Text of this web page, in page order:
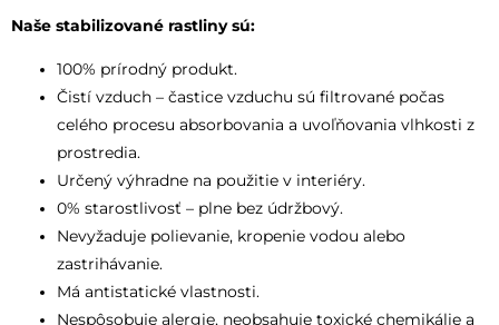
Naše stabilizované rastliny sú:
100% prírodný produkt.
Čistí vzduch – častice vzduchu sú filtrované počas
celého procesu absorbovania a uvoľňovania vlhkosti z
prostredia.
Určený výhradne na použitie v interiéry.
0% starostlivosť – plne bez údržbový.
Nevyžaduje polievanie, kropenie vodou alebo
zastrihávanie.
Má antistatické vlastnosti.
Nespôsobuje alergie, neobsahuje toxické chemikálie a